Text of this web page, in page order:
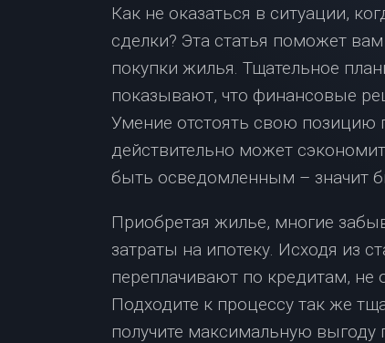
Как не оказаться в ситуации,
сделки? Эта статья поможет
покупки жилья. Тщательное
показывают, что финансовые
Умение отстоять свою позицию
действительно может
быть осведомленным – значит
Приобретая жилье, многие
затраты на ипотеку. Исходя из
переплачивают по кредитам, не
Подходите к процессу так же
получите максимальную выгоду